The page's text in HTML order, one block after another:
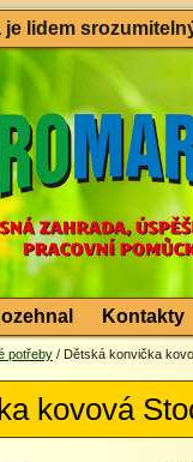
lidem
Kontakty
potřeby / Dětská konvička
kovová